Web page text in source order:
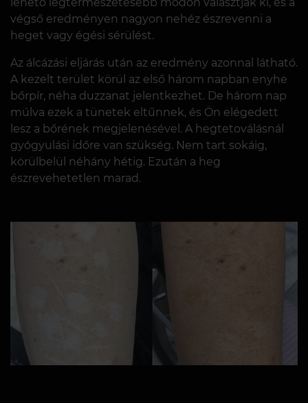
lehető legtermészetesebb módon választják ki, és a
végső eredményen nagyon nehéz észrevenni a
heget vagy égési sérülést.
Az álcázási eljárás után az eredmény azonnal látható.
A kezelt terület körül az első három napban enyhe
bőrpír, néha duzzanat jelentkezhet. De három nap
múlva ezek a tünetek eltűnnek, és Ön elégedett
lesz a bőrének megjelenésével. A hegtetoválásnál
gyógyulási időre van szükség. Nem tart sokáig,
körülbelül néhány hétig. Ezután a heg
észrevehetetlen marad.